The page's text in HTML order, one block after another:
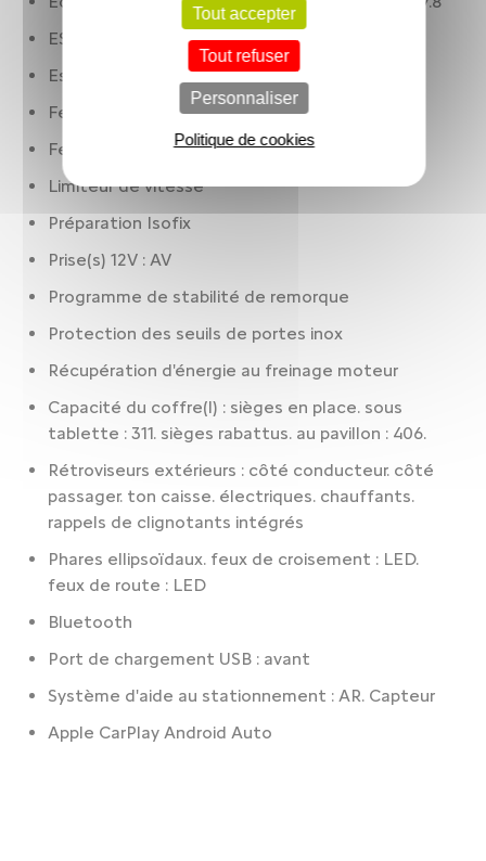
ESP
Essuie-glaces
Feux à LED
Feux de jour
Limiteur de vitesse
Préparation Isofix
Prise(s) 12V : AV
Programme de stabilité de remorque
Protection des seuils de portes inox
Récupération d'énergie au freinage moteur
Capacité du coffre(l) : sièges en place. sous
tablette : 311. sièges rabattus. au pavillon : 406.
Rétroviseurs extérieurs : côté conducteur. côté
passager. ton caisse. électriques. chauffants.
rappels de clignotants intégrés
Phares ellipsoïdaux. feux de croisement : LED.
feux de route : LED
Bluetooth
Port de chargement USB : avant
Système d'aide au stationnement : AR. Capteur
Apple CarPlay Android Auto
Tout accepter
Tout refuser
Personnaliser
Politique de cookies